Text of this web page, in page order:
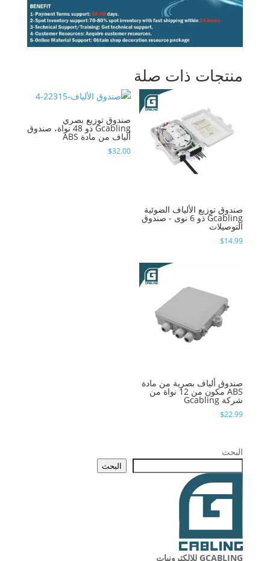
منتجات ذات صلة
صندوق توزيع الألياف الضوئية
Gcabling ذو 6 نوى - صندوق
التوصيلات
$14.99
صندوق توزيع بصري
Gcabling ذو 48 نواة، صندوق
ألياف من مادة ABS
$32.00
صندوق ألياف بصرية من مادة
ABS مكون من 12 نواة من
شركة Gcabling
$22.99
البحث
البحث
GCABLING للإلكترونيات